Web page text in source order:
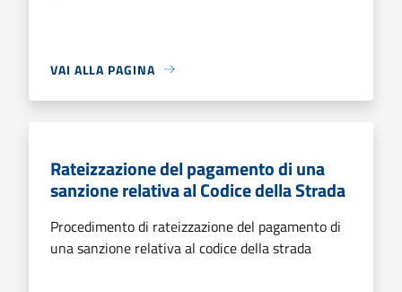
VAI ALLA PAGINA
Rateizzazione del pagamento di una
sanzione relativa al Codice della Strada
Procedimento di rateizzazione del pagamento di
una sanzione relativa al codice della strada